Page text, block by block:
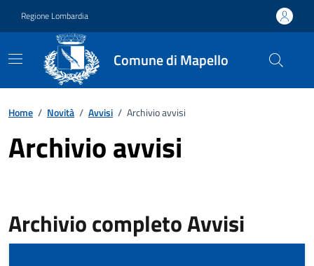
Regione Lombardia
Comune di Mapello
Home / Novità / Avvisi / Archivio avvisi
Archivio avvisi
Archivio completo Avvisi